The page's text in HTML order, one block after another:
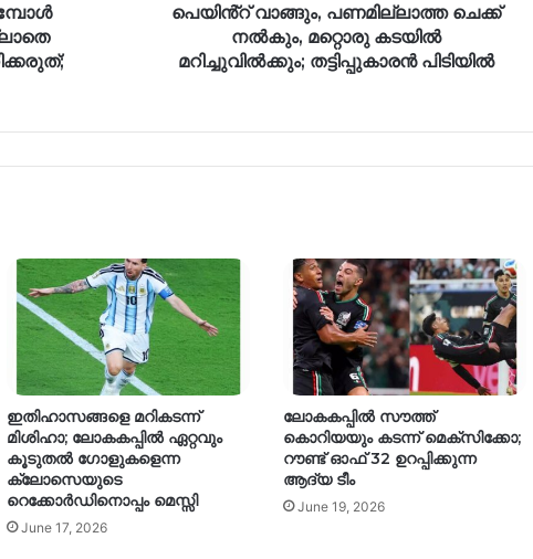
പെയിൻ്റ് വാങ്ങും, പണമില്ലാത്ത ചെക്ക്
നല്‍കും, മറ്റൊരു കടയില്‍
മറിച്ചുവില്‍ക്കും; തട്ടിപ്പുകാരന്‍ പിടിയില്‍
ഇതിഹാസങ്ങളെ മറികടന്ന്
മിശിഹാ; ലോകകപ്പിൽ ഏറ്റവും
കൂടുതൽ ഗോളുകളെന്ന
ക്ലോസെയുടെ
റെക്കോർഡിനൊപ്പം മെസ്സി
June 17, 2026
ലോകകപ്പിൽ സൗത്ത്
കൊറിയയും കടന്ന് മെക്‌സിക്കോ;
റൗണ്ട് ഓഫ് 32 ഉറപ്പിക്കുന്ന
ആദ്യ ടീം
June 19, 2026